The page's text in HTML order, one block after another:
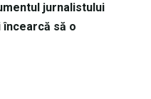
jurnalistului
încearcă să o